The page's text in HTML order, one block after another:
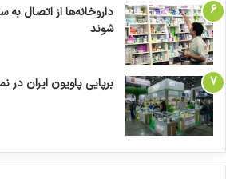
داروخانه‌ها از اتصال به
شوند
برپایی پاویون ایران در